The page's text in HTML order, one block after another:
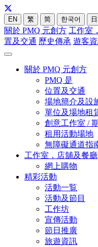
EN 繁 简 한국어
關於 PMQ 元創方 工作室
置及交通 歷史傳承 遊客
關於 PMQ 元創方
PMQ 是
位置及交通
場地簡介及設
單位及場地租
創意工作室 /
租用活動場地
無障礙通道指
工作室，店舖及餐廳
網上購物
精彩活動
活動一覧
活動及節目
工作坊
宣傳活動
節日推廣
旅遊資訊